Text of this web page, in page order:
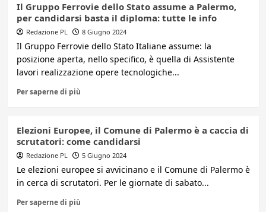
Il Gruppo Ferrovie dello Stato assume a Palermo,
per candidarsi basta il diploma: tutte le info
Redazione PL 8 Giugno 2024
Il Gruppo Ferrovie dello Stato Italiane assume: la
posizione aperta, nello specifico, è quella di Assistente
lavori realizzazione opere tecnologiche...
Per saperne di più
Elezioni Europee, il Comune di Palermo è a caccia di
scrutatori: come candidarsi
Redazione PL 5 Giugno 2024
Le elezioni europee si avvicinano e il Comune di Palermo è
in cerca di scrutatori. Per le giornate di sabato...
Per saperne di più